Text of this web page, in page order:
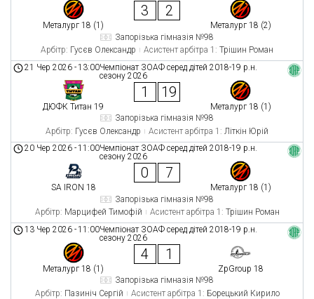
Металург 18 (1)
3 2
Металург 18 (2)
Запорізька гімназія №98
Арбітр: Гусєв Олександр Асистент арбітра 1: Трішин Роман
Чемпіонат ЗОАФ серед дітей 2018-19 р.н.
сезону 2026
21 Чер 2026 -13:00
ДЮФК Титан 19
1 19
Металург 18 (1)
Запорізька гімназія №98
Арбітр: Гусєв Олександр Асистент арбітра 1: Літкін Юрій
Чемпіонат ЗОАФ серед дітей 2018-19 р.н.
сезону 2026
20 Чер 2026 -11:00
SA IRON 18
0 7
Металург 18 (1)
Запорізька гімназія №98
Арбітр: Марцифей Тимофій Асистент арбітра 1: Трішин Роман
Чемпіонат ЗОАФ серед дітей 2018-19 р.н.
сезону 2026
13 Чер 2026 -11:00
Металург 18 (1)
4 1
ZpGroup 18
Запорізька гімназія №98
Арбітр: Пазиніч Сергій Асистент арбітра 1: Борецький Кирило